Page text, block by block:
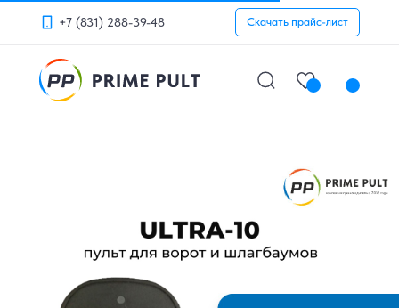
+7 (831) 288-39-48 Скачать прайс-лист